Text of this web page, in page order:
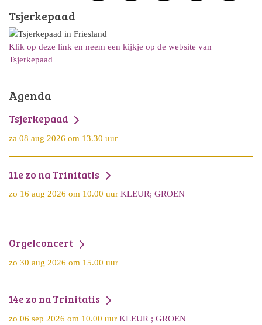
Tsjerkepaad
Klik op deze link en neem een kijkje op de website van
Tsjerkepaad
Agenda
Tsjerkepaad
za 08 aug 2026 om 13.30 uur
11e zo na Trinitatis
zo 16 aug 2026 om 10.00 uur KLEUR; GROEN
Orgelconcert
zo 30 aug 2026 om 15.00 uur
14e zo na Trinitatis
zo 06 sep 2026 om 10.00 uur KLEUR ; GROEN